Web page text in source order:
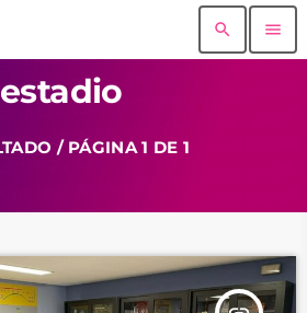
search menu
estadio
/ PÁGINA 1 DE 1